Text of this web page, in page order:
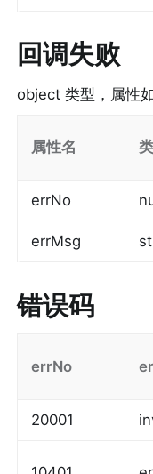
回调失败
object 类型，属性
属性名
errNo
errMsg
错误码
errNo
20001